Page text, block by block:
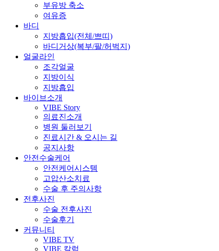
부유방 축소
여유증
바디
지방흡입(전체/쁘띠)
바디거상(복부/팔/허벅지)
얼굴라인
조각얼굴
지방이식
지방흡입
바이브소개
VIBE Story
의료진소개
병원 둘러보기
진료시간 & 오시는 길
공지사항
안전수술케어
안전케어시스템
고압산소치료
수술 후 주의사항
전후사진
수술 전후사진
수술후기
커뮤니티
VIBE TV
VIBE 칼럼